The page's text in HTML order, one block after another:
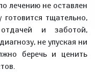
лечению не оставлен
тщательно,
и заботой,
не упуская ни
беречь и ценить